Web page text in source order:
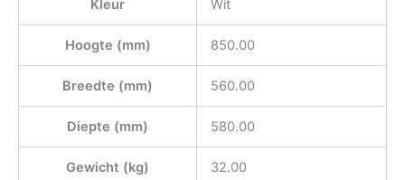
Kleur Wit
Hoogte (mm) 850.00
Breedte (mm) 560.00
Diepte (mm) 580.00
Gewicht (kg) 32.00